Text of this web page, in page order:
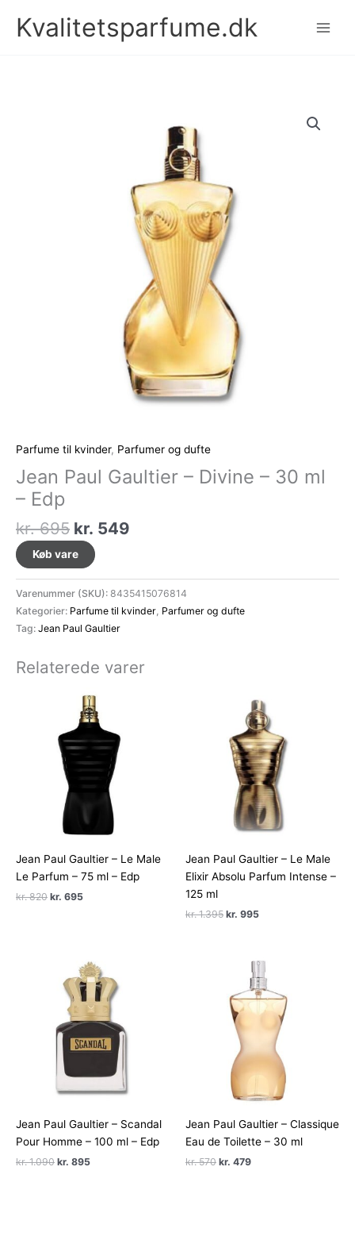
Kvalitetsparfume.dk
Parfume til kvinder, Parfumer og dufte
Jean Paul Gaultier – Divine – 30 ml
– Edp
kr.695 Den
oprindelige
pris
var:
kr. 695.
kr. 549
er:
kr. 549.
Køb vare
Varenummer (SKU): 8435415076814
Kategorier: Parfume til kvinder Parfumer og dufte
Tag: Jean Paul Gaultier
Relaterede varer
Jean Paul Gaultier – Le Male
Le Parfum – 75 ml – Edp
kr.820 Den
kr. 695Den
Jean Paul Gaultier – Le Male
Elixir Absolu Parfum Intense –
125 ml
kr.1.395 Den
kr. 1.395.
kr. 995Den
kr. 995.
Jean Paul Gaultier – Scandal
Pour Homme – 100 ml – Edp
kr.1.090 Den
kr. 895Den
Jean Paul Gaultier – Classique
Eau de Toilette – 30 ml
kr.570 Den
kr. 479Den